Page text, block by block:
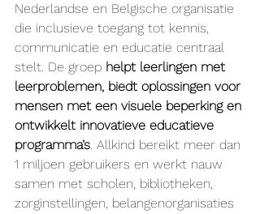
Nederlandse en Belgische organisatie
die inclusieve toegang tot kennis,
communicatie en educatie centraal
stelt. De groep helpt leerlingen met
leerproblemen, biedt oplossingen voor
mensen met een visuele beperking en
ontwikkelt innovatieve educatieve
programma’s. Allkind bereikt meer dan
1 miljoen gebruikers en werkt nauw
samen met scholen, bibliotheken,
zorginstellingen, belangenorganisaties